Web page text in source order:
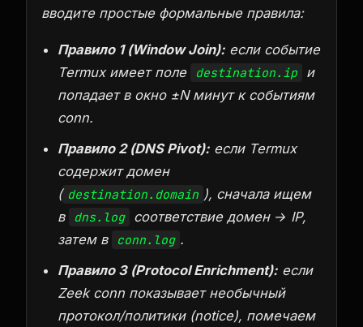
вводите простые формальные правила:
Правило 1 (Window Join): если событие
Termux имеет поле
destination.ip
и
попадает в окно ±N минут к событиям
conn.
Правило 2 (DNS Pivot): если Termux
содержит домен
( destination.domain ), сначала ищем
в
dns.log
соответствие домен → IP,
затем в
conn.log .
Правило 3 (Protocol Enrichment): если
Zeek conn показывает необычный
протокол/политики (notice), помечаем